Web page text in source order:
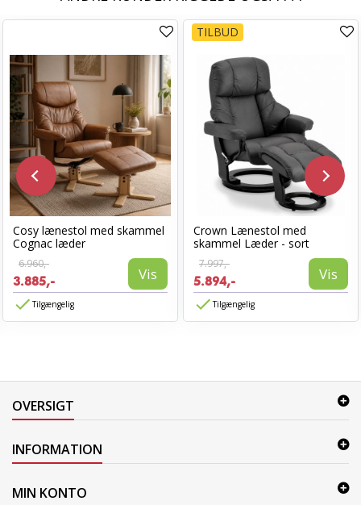
Cosy lænestol med skammel
Cognac læder
6.960,-
3.885,- Vis
Tilgængelig
TILBUD
Crown Lænestol med
skammel Læder - sort
7.997,-
5.894,- Vis
Tilgængelig
OVERSIGT
INFORMATION
MIN KONTO